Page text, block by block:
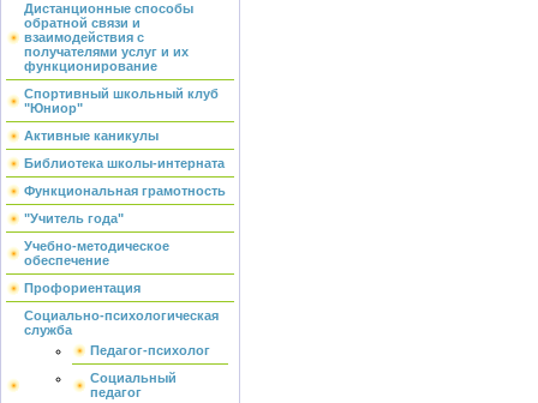
Дистанционные способы
обратной связи и
взаимодействия с
получателями услуг и их
функционирование
Спортивный школьный клуб
"Юниор"
Активные каникулы
Библиотека школы-интерната
Функциональная грамотность
"Учитель года"
Учебно-методическое
обеспечение
Профориентация
Социально-психологическая
служба
Педагог-психолог
Социальный
педагог